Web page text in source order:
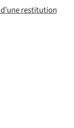
restitution